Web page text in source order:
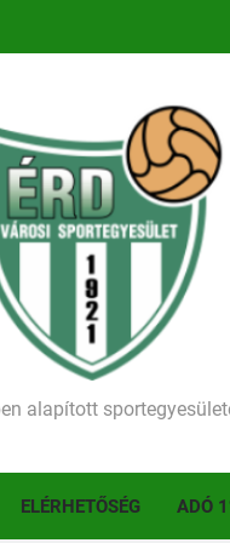
írt az I. Érdi
Ellenfelünk visszalépése
Kezdődik
írt az I. Érdi
alapított
ELÉRHETŐSÉG ADÓ